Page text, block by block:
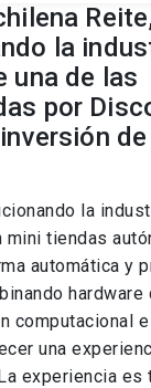
la
una de las
por
la
mini tiendas
automática y
hardware
computacional
una
experiencia es